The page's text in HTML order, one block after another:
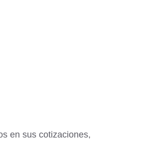
en sus cotizaciones,